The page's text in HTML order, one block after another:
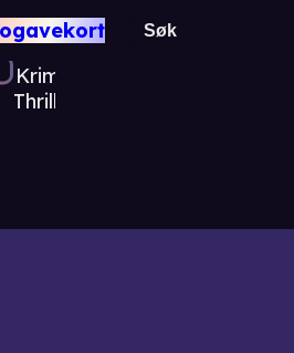
Action /
Krim /
Thriller